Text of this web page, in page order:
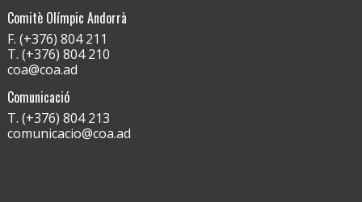
Comitè Olímpic Andorrà
F. (+376) 804 211
T. (+376) 804 210
coa@coa.ad
Comunicació
T. (+376) 804 213
comunicacio@coa.ad